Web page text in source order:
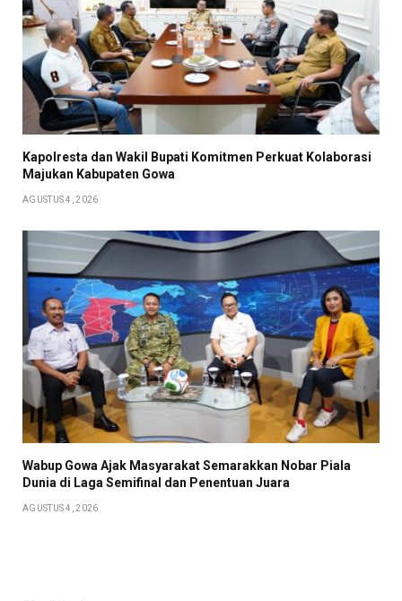
Kapolresta dan Wakil Bupati Komitmen Perkuat Kolaborasi
Majukan Kabupaten Gowa
AGUSTUS 4, 2026
Wabup Gowa Ajak Masyarakat Semarakkan Nobar Piala
Dunia di Laga Semifinal dan Penentuan Juara
AGUSTUS 4, 2026